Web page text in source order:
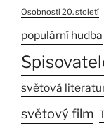
Osobnosti 20. století
populární hudba
světová
světový film